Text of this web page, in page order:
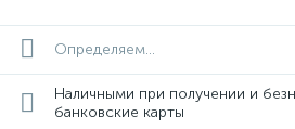
Определяем...
Наличными при получении и
банковские карты